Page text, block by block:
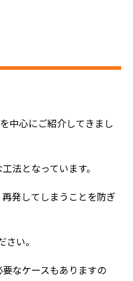
中心にご紹介してきまし
法となっています。
発してしまうことを防ぎ
い。
なケースもありますの